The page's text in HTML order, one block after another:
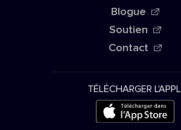
Blogue
Soutien
Contact
TÉLÉCHARGER L'APPLI